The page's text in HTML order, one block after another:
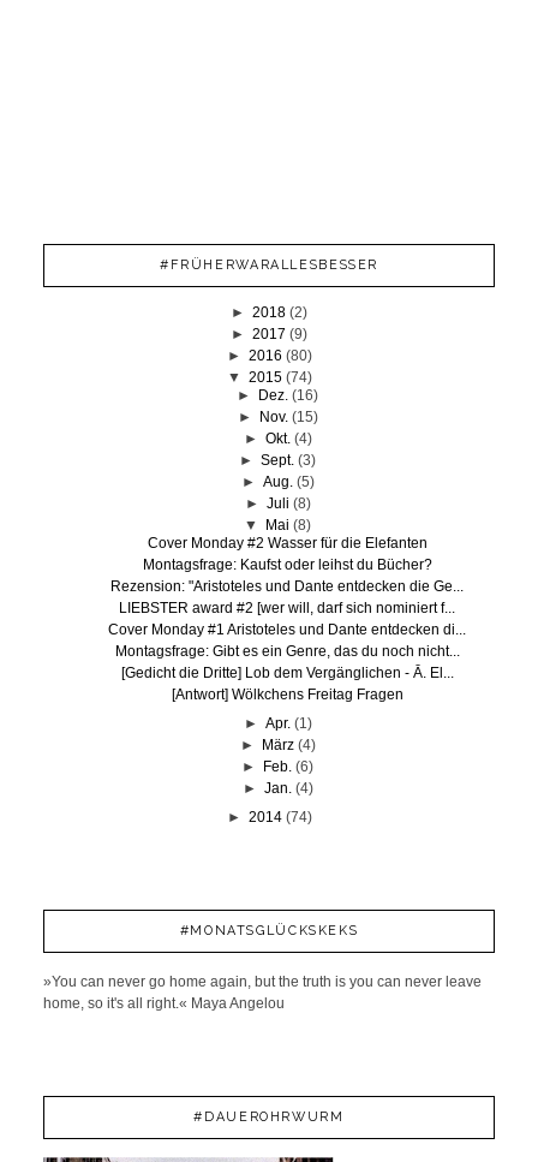
#FRÜHERWARALLESBESSER
►2018 (2)
►2017 (9)
► 2016 (80)
▼ 2015 (74)
►
Dez. (16)
►
Nov. (15)
► Okt. (4)
►Sept. (3)
► Aug. (5)
► Juli (8)
▼
Mai (8)
Cover Monday #2 Wasser für die Elefanten
Montagsfrage: Kaufst oder leihst du Bücher?
Rezension: "Aristoteles und Dante entdecken die Ge...
LIEBSTER award #2 [wer will, darf sich nominiert f...
Cover Monday #1 Aristoteles und Dante entdecken di...
Montagsfrage: Gibt es ein Genre, das du noch nicht...
[Gedicht die Dritte] Lob dem Vergänglichen - Ā. El...
[Antwort] Wölkchens Freitag Fragen
► Apr. (1)
►
März (4)
►
Feb. (6)
► Jan. (4)
► 2014 (74)
#MONATSGLÜCKSKEKS
»You can never go home again, but the truth is you can never leave
home, so it's all right.« Maya Angelou
#DAUEROHRWURM